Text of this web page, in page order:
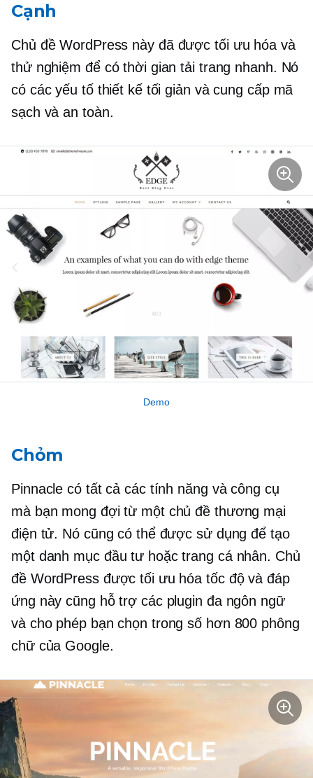
Cạnh
Chủ đề WordPress này đã được tối ưu hóa và
thử nghiệm để có thời gian tải trang nhanh. Nó
có các yếu tố thiết kế tối giản và cung cấp mã
sạch và an toàn.
Demo
Chỏm
Pinnacle có tất cả các tính năng và công cụ
mà bạn mong đợi từ một chủ đề thương mại
điện tử. Nó cũng có thể được sử dụng để tạo
một danh mục đầu tư hoặc trang cá nhân. Chủ
đề WordPress được tối ưu hóa tốc độ và đáp
ứng này cũng hỗ trợ các plugin đa ngôn ngữ
và cho phép bạn chọn trong số hơn 800 phông
chữ của Google.